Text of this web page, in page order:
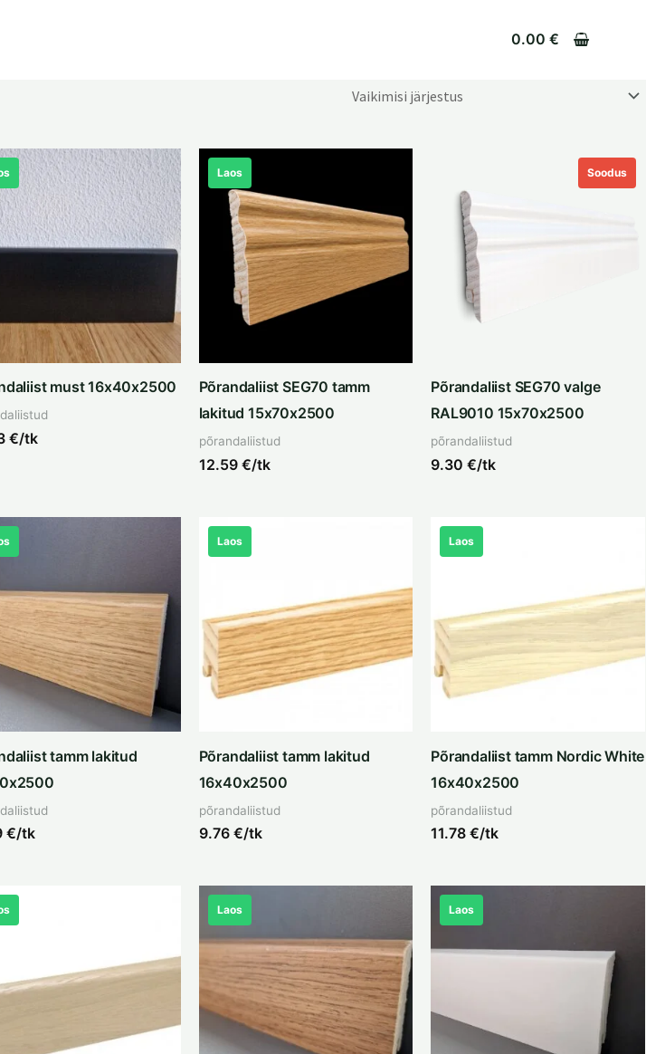
0.00 €
must 16x40x2500
€/tk
Laos
Põrandaliist SEG70 tamm
lakitud 15x70x2500
põrandaliistud
12.59 €/tk
Soodus
Põrandaliist SEG70 valge
RAL9010 15x70x2500
põrandaliistud
9.30€/tk
tamm lakitud
€/tk
Laos
Põrandaliist tamm lakitud
16x40x2500
põrandaliistud
9.76 €/tk
Laos
Põrandaliist tamm Nordic White
16x40x2500
põrandaliistud
11.78€/tk
Laos Laos